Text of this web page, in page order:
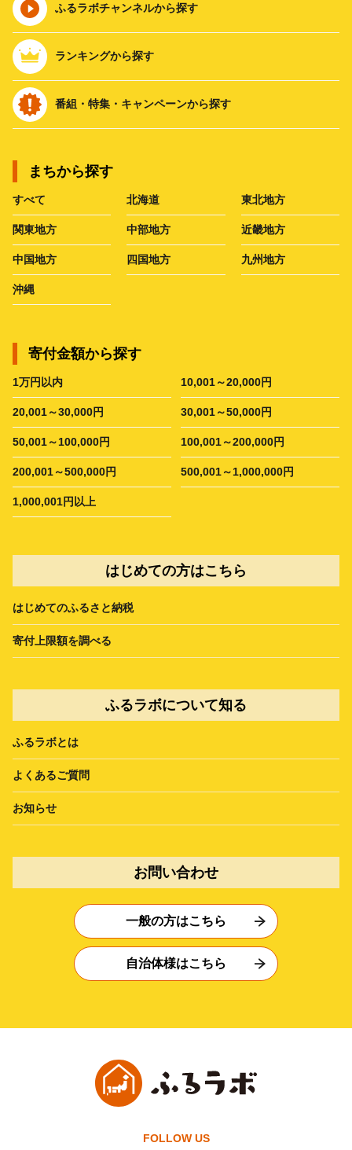
ふるラボチャンネルから探す
ランキングから探す
番組・特集・キャンペーンから探す
まちから探す
すべて 北海道 東北地方
関東地方 中部地方 近畿地方
中国地方 四国地方 九州地方
沖縄
寄付金額から探す
1万円以内 10,001～20,000円
20,001～30,000円 30,001～50,000円
50,001～100,000円 100,001～200,000円
200,001～500,000円 500,001～1,000,000円
1,000,001円以上
はじめての方はこちら
はじめてのふるさと納税
寄付上限額を調べる
ふるラボについて知る
ふるラボとは
よくあるご質問
お知らせ
お問い合わせ
一般の方はこちら
自治体様はこちら
FOLLOW US